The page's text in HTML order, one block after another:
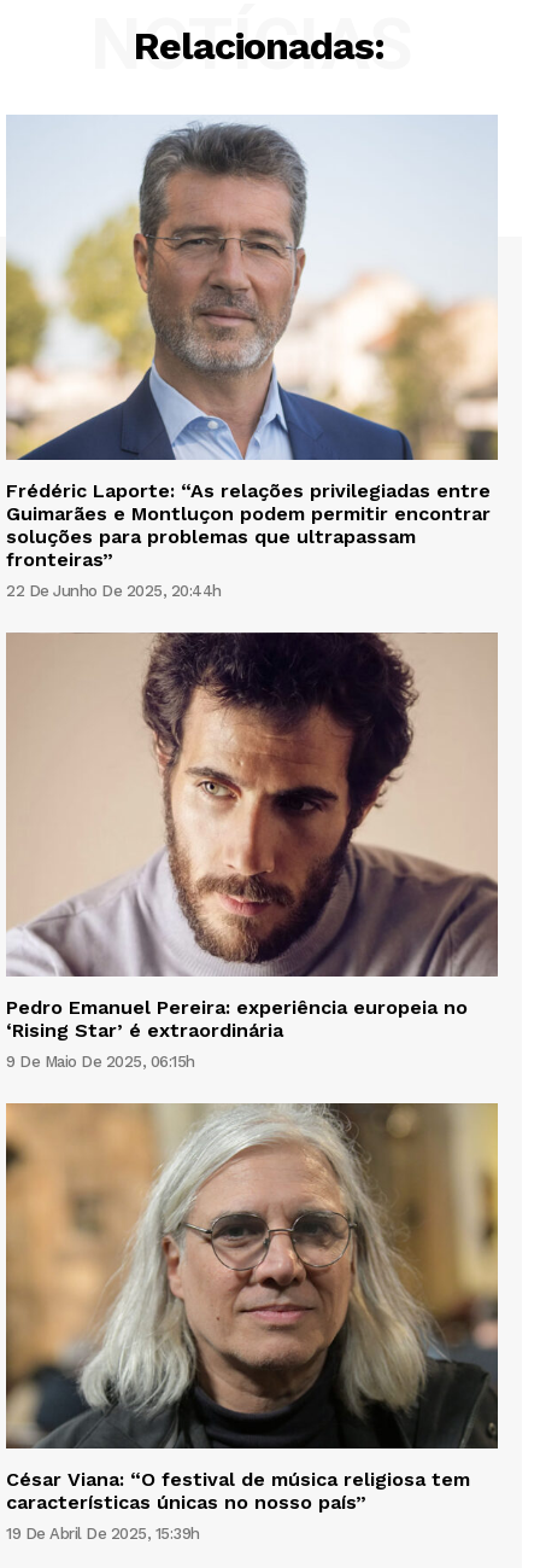
Relacionadas:
NOTÍCIAS
Frédéric Laporte: “As relações privilegiadas entre
Guimarães e Montluçon podem permitir encontrar
soluções para problemas que ultrapassam
fronteiras”
22 De Junho De 2025, 20:44h
Pedro Emanuel Pereira: experiência europeia no
‘Rising Star’ é extraordinária
9 De Maio De 2025, 06:15h
César Viana: “O festival de música religiosa tem
características únicas no nosso país”
19 De Abril De 2025, 15:39h